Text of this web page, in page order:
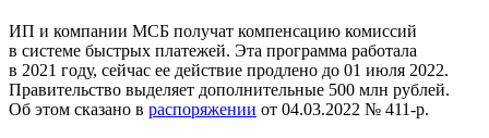
ИП и компании МСБ получат компенсацию комиссий
в системе быстрых платежей. Эта программа работала
в 2021 году, сейчас ее действие продлено до 01 июля 2022.
Правительство выделяет дополнительные 500 млн рублей.
Об этом сказано в распоряжении от 04.03.2022 № 411-р.